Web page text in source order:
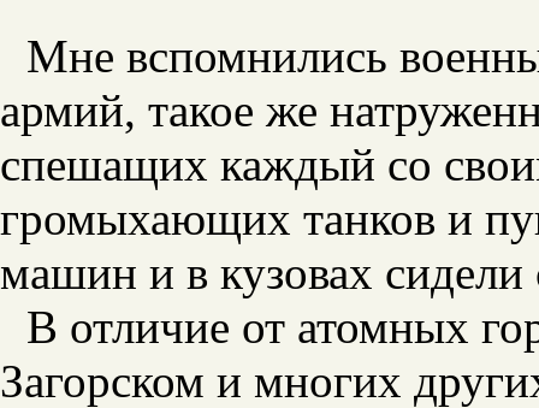
Мне вспомнились
армий, такое же
спешащих каждый со
громыхающих танков и
машин и в кузовах сидели
В отличие от атомных
Загорском и многих